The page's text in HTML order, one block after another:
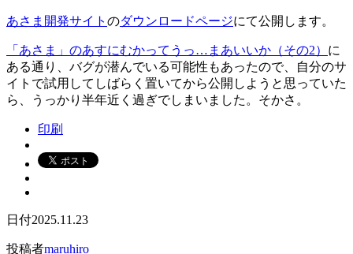
あさま開発サイト のダウンロードページにて公開します。
「あさま」のあすにむかってうっ…まあいいか（その2） に
ある通り、バグが潜んでいる可能性もあったので、自分のサ
イトで試用してしばらく置いてから公開しようと思っていた
ら、うっかり半年近く過ぎでしまいました。そかさ。
印刷
日付2025.11.23
投稿者maruhiro